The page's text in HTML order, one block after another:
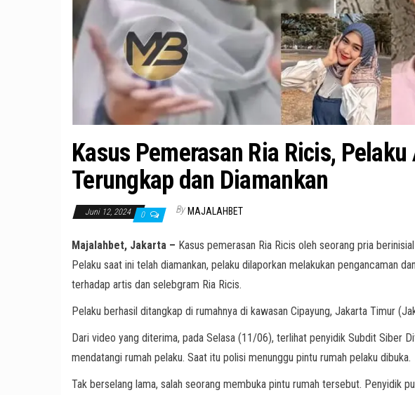
Kasus Pemerasan Ria Ricis,
Terungkap dan Diamankan
Juni 12, 2024 0 By MAJALAHBET
Majalahbet, Jakarta – Kasus pemerasan Ria Ricis oleh seorang pria
Pelaku saat ini telah diamankan, pelaku dilaporkan melakukan pengancaman
terhadap artis dan selebgram Ria Ricis.
Pelaku berhasil ditangkap di rumahnya di kawasan Cipayung, Jakarta Timur
Dari video yang diterima, pada Selasa (11/06), terlihat penyidik Subdit Siber
mendatangi rumah pelaku. Saat itu polisi menunggu pintu rumah pelaku dibuka.
Tak berselang lama, salah seorang membuka pintu rumah tersebut. Penyidik